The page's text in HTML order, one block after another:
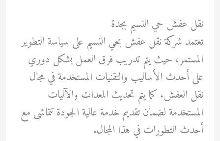
نقل عفش حي النسيم بجدة
تعتمد شركة نقل عفش بحي النسيم على سياسة التطوير
المستمر، حيث يتم تدريب فرق العمل بشكل دوري
على أحدث الأساليب والتقنيات المستخدمة في مجال
نقل العفش. كما يتم تحديث المعدات والآليات
المستخدمة لضمان تقديم خدمة عالية الجودة تتماشى مع
أحدث التطورات في هذا المجال.